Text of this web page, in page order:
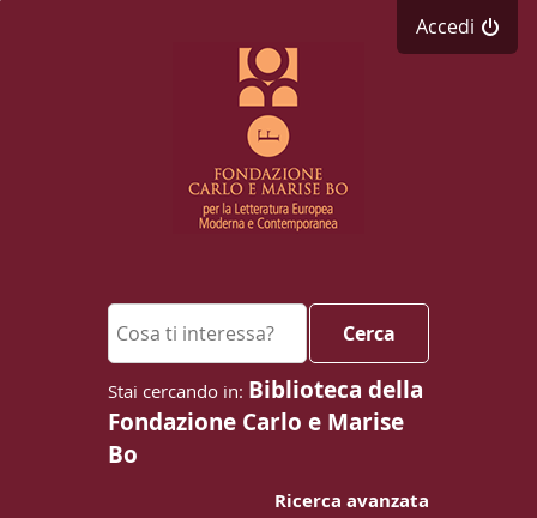
Accedi
Cerca su "Cerca"
Cerca
Biblioteca della
Fondazione Carlo e Marise
Bo
Ricerca avanzata